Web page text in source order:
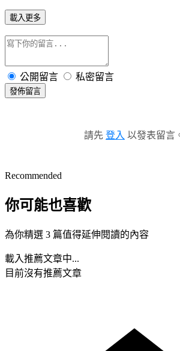
載入更多
公開留言 私密留言
發佈留言
請先 登入 以發表留言
Recommended
你可能也喜歡
為你精選 3 篇值得延伸閱讀的內容
載入推薦文章中...
目前沒有推薦文章